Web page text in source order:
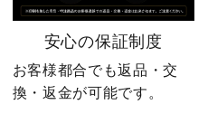
安心の保証制度
お客様都合でも返品・交
換・返金が可能です。